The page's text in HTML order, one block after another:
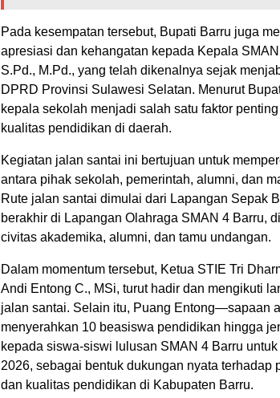
Pada kesempatan tersebut, Bupati Barru juga
apresiasi dan kehangatan kepada Kepala
S.Pd., M.Pd., yang telah dikenalnya sejak
DPRD Provinsi Sulawesi Selatan. Menurut
kepala sekolah menjadi salah satu faktor
kualitas pendidikan di daerah.
Kegiatan jalan santai ini bertujuan untuk
antara pihak sekolah, pemerintah, alumni, dan
Rute jalan santai dimulai dari Lapangan Sepak
berakhir di Lapangan Olahraga SMAN 4 Barru,
civitas akademika, alumni, dan tamu undangan.
Dalam momentum tersebut, Ketua STIE Tri
Andi Entong C., MSi, turut hadir dan mengikuti
jalan santai. Selain itu, Puang Entong—sapaan
menyerahkan 10 beasiswa pendidikan hingga
kepada siswa-siswi lulusan SMAN 4 Barru
2026, sebagai bentuk dukungan nyata terhadap
dan kualitas pendidikan di Kabupaten Barru.